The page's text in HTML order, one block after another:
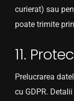
curierat) sau
poate trimite
11.
Prelucrarea
cu GDPR.